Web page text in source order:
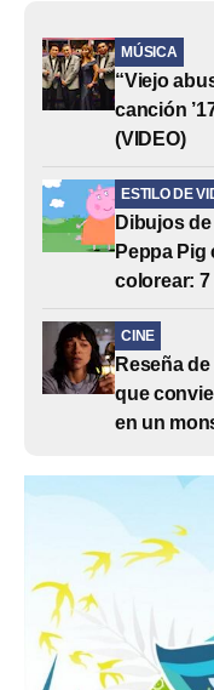
MÚSICA
“Viejo
canción
(VIDEO)
ESTILO DE
Dibujos
Peppa Pig
colorear:
CINE
Reseña
que
en un